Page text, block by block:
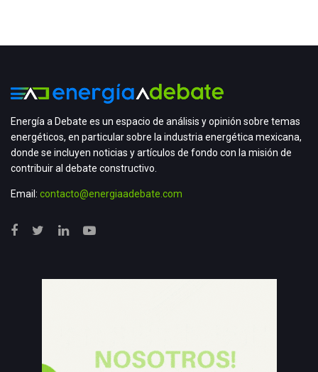
Energía a Debate es un espacio de análisis y opinión sobre temas
energéticos, en particular sobre la industria energética mexicana,
donde se incluyen noticias y artículos de fondo con la misión de
contribuir al debate constructivo.
Email: contacto@energiaadebate.com